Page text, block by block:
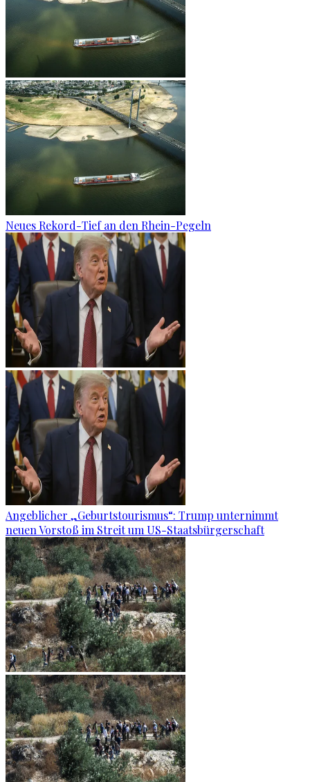
Neues Rekord-Tief an den Rhein-Pegeln
Angeblicher „Geburtstourismus“: Trump unternimmt
neuen Vorstoß im Streit um US-Staatsbürgerschaft